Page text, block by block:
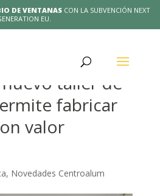
DE VENTANAS CON LA SUBVENCIÓN NEXT
EU.
José Antonio
nuevo taller de
fabricar
valor
, Novedades Centroalum